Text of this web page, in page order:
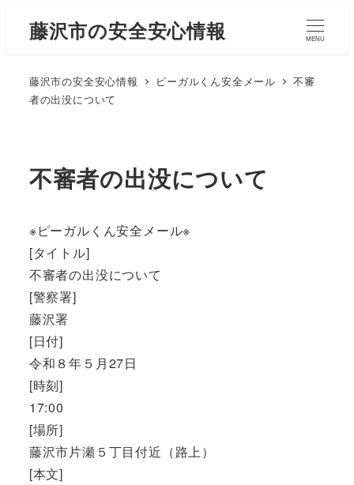
藤沢市の安全安心情報 MENU
藤沢市の安全安心情報 ピーガルくん安全メール
不審
者の出没について
不審者の出没について
※ピーガルくん安全メール※
[タイトル]
不審者の出没について
[警察署]
藤沢署
[日付]
令和８年５月27日
[時刻]
17:00
[場所]
藤沢市片瀬５丁目付近（路上）
[本文]